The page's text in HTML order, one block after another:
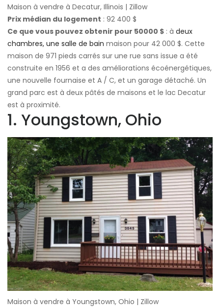
Maison à vendre à Decatur, Illinois | Zillow
Prix ​​médian du logement : 92 400 $
Ce que vous pouvez obtenir pour 50000 $ : à deux
chambres, une salle de bain maison pour 42 000 $. Cette
maison de 971 pieds carrés sur une rue sans issue a été
construite en 1956 et a des améliorations écoénergétiques,
une nouvelle fournaise et A / C, et un garage détaché. Un
grand parc est à deux pâtés de maisons et le lac Decatur
est à proximité.
1. Youngstown, Ohio
Maison à vendre à Youngstown, Ohio | Zillow